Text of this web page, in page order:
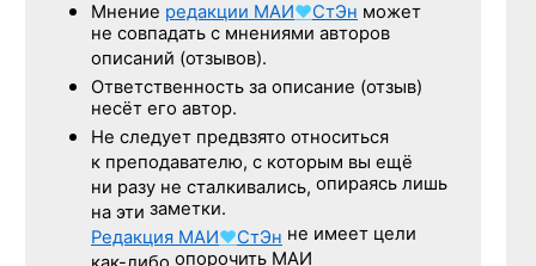
Мнение редакции МАИ♥СтЭн может
не совпадать с мнениями авторов
описаний (отзывов).
Ответственность за описание (отзыв)
несёт его автор.
Не следует предвзято относиться
к преподавателю, с которым вы ещё
ни разу не сталкивались, опираясь лишь
на эти заметки.
Редакция МАИ♥СтЭн не имеет цели
опорочить МАИ